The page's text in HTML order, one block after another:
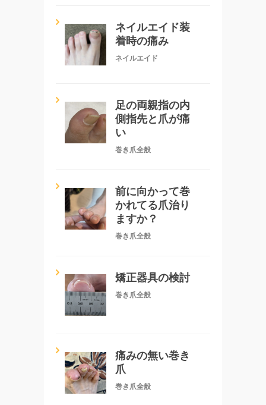
ネイルエイド装
着時の痛み
ネイルエイド
足の両親指の内
側指先と爪が痛
い
巻き爪全般
前に向かって巻
かれてる爪治り
ますか？
巻き爪全般
矯正器具の検討
巻き爪全般
痛みの無い巻き
爪
巻き爪全般